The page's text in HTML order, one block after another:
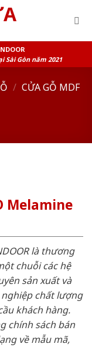
Gòn năm 2021
/ CỬA GỖ MDF
Melamine
là thương
chuỗi các hệ
sản xuất và
chất lượng
khách hàng.
chính sách bán
về mẫu mã,